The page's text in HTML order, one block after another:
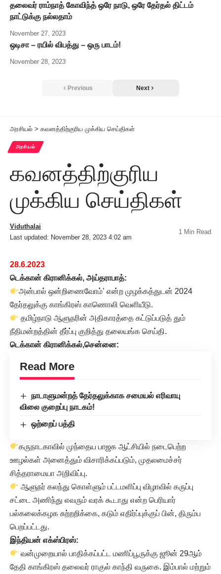
தலைவர் ராம்நாத் கோவிந்த் ஒரே நாடு, ஒரே தேர்தல் திட்டம்
நாட்டுக்கு நல்லதாம்
November 27, 2023
ஒடிசா – ரயில் விபத்து – ஒரு பாடம்!
November 28, 2023
Previous Next
அரசியல் > கவனத்திற்குரிய முக்கிய செய்திகள்
அரசியல்
கவனத்திற்குரிய
முக்கிய செய்திகள்
Last updated: November 28, 2023 4:02 am
Viduthalai
1 Min Read
28.6.2023
டெக்கான் கிரானிக்கல், அய்தராபாத்:
அன்பால் ஒன்றிணைவோம்’ என்ற முழக்கத்துடன் 2024
தேர்தலுக்கு காங்கிரஸ் காணொலி வெளியீடு.
தமிழ்நாடு ஆளுநரின் அதிகாரத்தை கட்டுப்படுத் தும்
நீதிமன்றத்தின் தீர்ப்பு குறித்து தலையங்க செய்தி.
டெக்கான் கிரானிக்கல்,சென்னை:
Read More
நாடாளுமன்றத் தேர்தலுக்காக சமையல் எரிவாயு
விலை குறைப்பு நாடகம்!
ஒற்றைப் பத்தி
கருநாடகாவில் முந்தைய பாஜக ஆட்சியில் நடைபெற்ற
ஊழல்கள் அனைத்தும் விசாரிக்கப்படும், முதலமைச்சர்
சித்தராமையா அறிவிப்பு.
ஆளுநர் கலந்து கொள்ளும் பட்டமளிப்பு விழாவில் கருப்பு
சட்டை அணிந்து எவரும் வரக் கூடாது என்ற பெரியார்
பல்கலைக்கழக சுற்றறிக்கை, கடும் எதிர்ப்புக்குப் பின், திரும்ப
பெறப்பட்டது.
இந்தியன் எக்ஸ்பிரஸ்:
வன்முறையால் பாதிக்கப்பட்ட மணிப்பூருக்கு ஜூன் 29ஆம்
தேதி காங்கிரஸ் தலைவர் ராகுல் காந்தி வருகை. இம்பால் மற்றும்